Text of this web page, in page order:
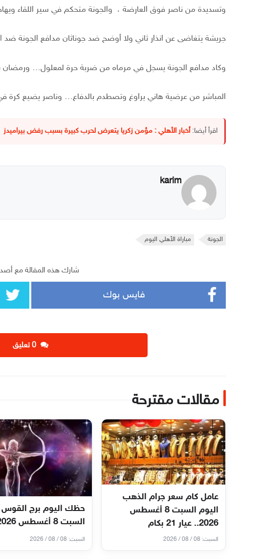
وتسديدة من ناصر فوق العارضة ، والجونة متحكم في سير اللقاء
جريشة يتغاضى عن انذار ثاني ولا أوضح ضد جوناثان مدافع الجونة ضد
وكاد مدافع الجونة يسجل في مرماه من ضربة حرة لمعلول… ورمضان
المباشر من عرضية هاني يراوغ وتصطدم بالدفاع… وناصر يضيع
اقرأ أيضا: أخبار الأهلي : مؤمن زكريا يتعرض لحرب كبيرة بسبب رفض بيراميدز
karim
الجونة مباراة الأهلي اليوم
شارك هذه المقالة مع
فايس بوك
‫0 تعليق
مقالات مقترحة
عامل كام سعر جرام الذهب
اليوم السبت 8 أغسطس
2026.. عيار 21 بكام
السبت: 08 / 08 / 2026
حظك اليوم برج
السبت 8 أغسطس 2026
السبت: 08 / 08 / 2026